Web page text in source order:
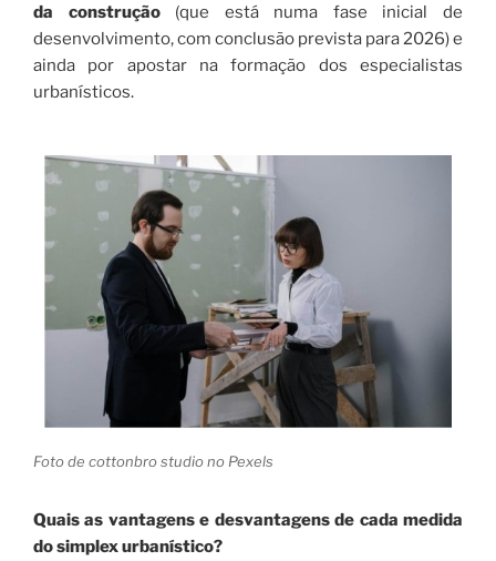
da construção (que está numa fase inicial de
desenvolvimento, com conclusão prevista para 2026) e
ainda por apostar na formação dos especialistas
urbanísticos.
Foto de cottonbro studio no Pexels
Quais as vantagens e desvantagens de cada medida
do simplex urbanístico?